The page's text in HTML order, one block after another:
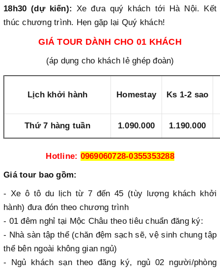
18h30 (dự kiến):
Xe đưa quý khách tới Hà Nội. Kết
thúc chương trình. Hẹn gặp lại Quý khách!
GIÁ TOUR DÀNH CHO 01 KHÁCH
(áp dụng cho khách lẻ ghép đoàn)
Lịch khởi hành Homestay Ks 1-2 sao
Thứ 7 hàng tuần 1.090.000 1.190.000
Hotline: 0969060728-0355353288
Giá tour bao gồm:
- Xe ô tô du lịch từ 7 đến 45 (tùy lượng khách khởi
hành) đưa đón theo chương trình
- 01 đêm nghỉ tại Mộc Châu theo tiêu chuẩn đăng ký:
- Nhà sàn tập thể (chăn đệm sạch sẽ, vệ sinh chung tập
thể bên ngoài không gian ngủ)
- Ngủ khách sạn theo đăng ký, ngủ 02 người/phòng